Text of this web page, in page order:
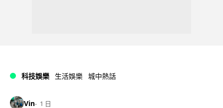
科技娛樂 生活娛樂 城中熱話
Vin 1 日